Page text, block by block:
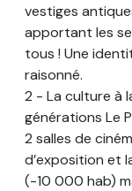
vestiges
apportant les
tous ! Une
raisonné.
2 - La culture à
générations Le
2 salles de
d’exposition et
(-10 000 hab)